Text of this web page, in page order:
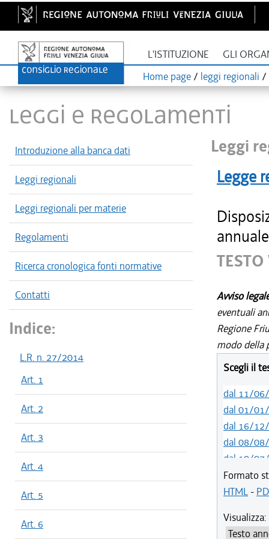
L'ISTITUZIONE GLI
Home page / leggi regionali /
LEGGI E REGOLAMENTI
Introduzione alla banca dati
Leggi regionali
Leggi regionali per materie
Regolamenti
Ricerca cronologica fonti normative
Contatti
Indice:
L.R. n. 27/2014
Art. 1
Art. 2
Art. 3
Art. 4
Art. 5
Art. 6
Leggi
Legge
Avviso
eventuali
Regione
modo della
Scegli il
dal 11/
dal 01/
dal 16/
dal 08/
dal 10/
dal 05/
dal 01/
dal 01/
Formato
HTML-
Visualizza: